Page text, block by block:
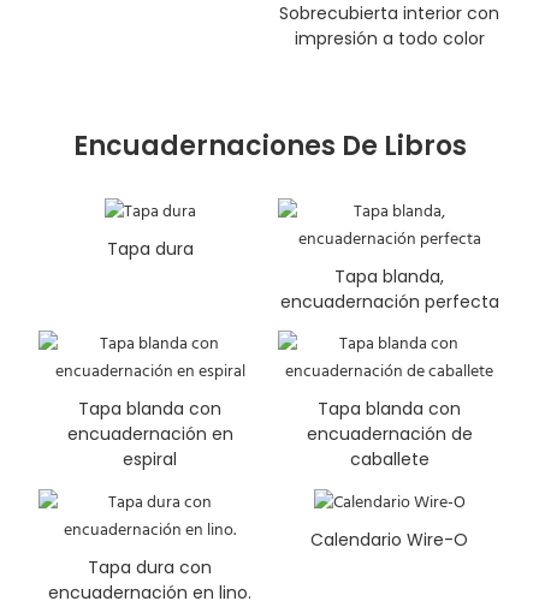
Sobrecubierta interior con
impresión a todo color
Encuadernaciones De Libros
Tapa dura
Tapa blanda,
encuadernación perfecta
Tapa blanda con
encuadernación en
espiral
Tapa blanda con
encuadernación de
caballete
Tapa dura con
encuadernación en lino.
Calendario Wire-O